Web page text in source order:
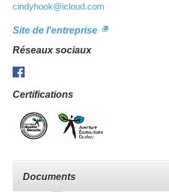
cindyhook@icloud.com
Site de l'entreprise
Réseaux sociaux
Certifications
Documents